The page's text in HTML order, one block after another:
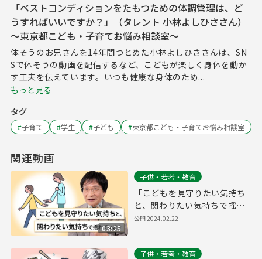
「ベストコンディションをたもつための体調管理は、ど
うすればいいですか？」（タレント 小林よしひささん）
～東京都こども・子育てお悩み相談室～
体そうのお兄さんを14年間つとめた小林よしひささんは、SN
Sで体そうの動画を配信するなど、こどもが楽しく身体を動か
す工夫を伝えています。いつも健康な身体のため...
もっと見る
タグ
#子育て #学生 #子ども #東京都こども・子育てお悩み相談室
関連動画
03:25
子供・若者・教育
「こどもを見守りたい気持ち
と、関わりたい気持ちで揺れ
ています」(教育評論家 尾木直
公開2024.02.22
子供・若者・教育